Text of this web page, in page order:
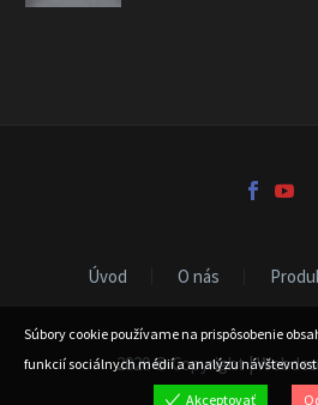
Úvod O nás
2020 © Copyright |
Súbory cookie používame na prispôsobenie
funkcií sociálnych médií a analýzu
Akceptovať